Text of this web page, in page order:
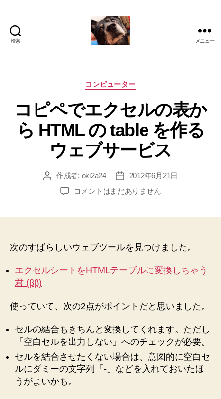
検索 メニュー
カ
ゴ
リ
ー
コンピューター
コピペでエクセルの表か
ら HTML の table を作る
ウェブサービス
投 作成者: oki2a24
投
稿
日
2012年6月21日
コ
ク
ル
の
ら
の
table
を
作
る
コメントはまだありません
次のすばらしいウェブツールを見つけました。
エクセルシートをHTMLテーブルに変換しちゃう
君 (ββ)
使っていて、次の2点がポイントだと思いました。
セルの結合もきちんと変換してくれます。ただし
「空白セルを出力しない」へのチェックが必要。
セルを結合させたくない場合は、意図的に空白セ
ルにダミーの文字列「-」などを入れておいたほ
うがよいかも。